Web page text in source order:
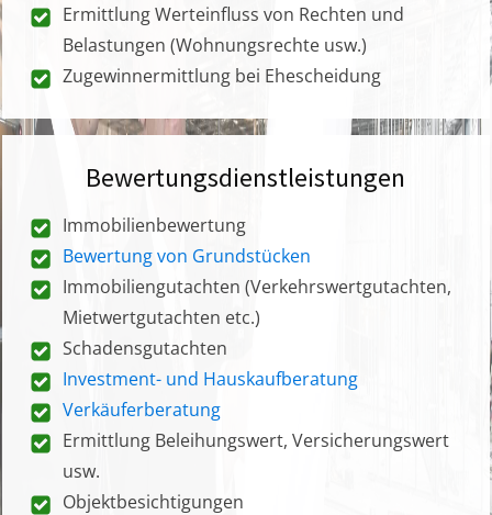
Ermittlung Werteinfluss von Rechten und
Belastungen (Wohnungsrechte usw.)
Zugewinnermittlung bei Ehescheidung
Bewertungsdienstleistungen
Immobilienbewertung
Bewertung von Grundstücken
Immobiliengutachten (Verkehrswertgutachten,
Mietwertgutachten etc.)
Schadensgutachten
Investment- und Hauskaufberatung
Verkäuferberatung
Ermittlung Beleihungswert, Versicherungswert
usw.
Objektbesichtigungen